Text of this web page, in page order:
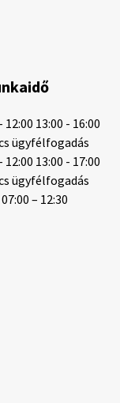
12:00 13:00 - 16:00
ügyfélfogadás
12:00 13:00 - 17:00
ügyfélfogadás
07:00 – 12:30